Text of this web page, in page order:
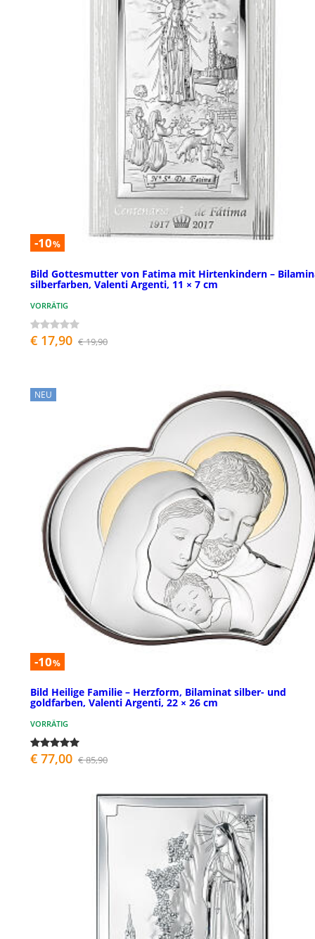
-10%
Bild Gottesmutter von Fatima mit Hirtenkindern –
silberfarben, Valenti Argenti, 11 × 7 cm
VORRÄTIG
€ 17,90 € 19,90
NEU
-10%
Bild Heilige Familie – Herzform, Bilaminat silber- und
goldfarben, Valenti Argenti, 22 × 26 cm
VORRÄTIG
€ 77,00 € 85,90